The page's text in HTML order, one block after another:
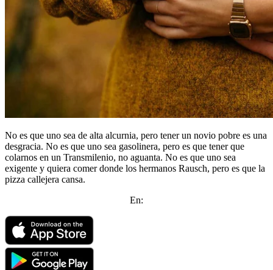
No es que uno sea de alta alcurnia, pero tener un novio pobre es una
desgracia. No es que uno sea gasolinera, pero es que tener que
colarnos en un Transmilenio, no aguanta. No es que uno sea
exigente y quiera comer donde los hermanos Rausch, pero es que la
pizza callejera cansa.
En: